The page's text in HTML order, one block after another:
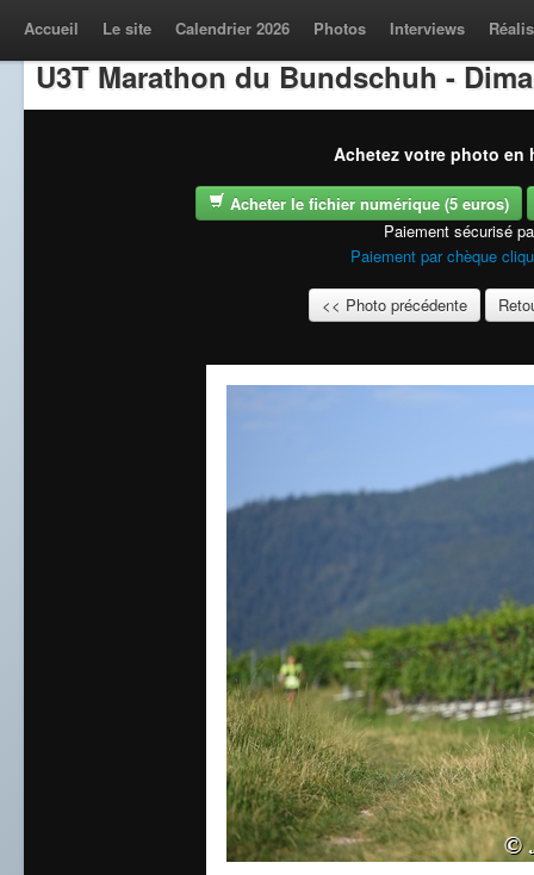
Accueil Le site Calendrier 2026 Photos Interviews
U3T Marathon du Bundschuh -
Achetez votre photo en
Acheter le fichier numérique (5 euros)
Paiement sécurisé
Paiement par chèque
<< Photo précédente